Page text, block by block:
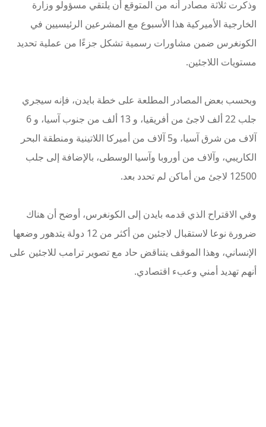
وذكرت ثلاثة مصادر أنه من المتوقع أن يلتقي مسؤولو وزارة
الخارجية الأميركية هذا الأسبوع مع المشرعين الرئيسيين في
الكونغرس ضمن مشاورات رسمية تشكل جزءًا من عملية تحديد
مستويات اللاجئين.
وبحسب بعض المصادر المطلعة على خطة بايدن، فإنه سيجري
جلب 22 ألف لاجئ من أفريقيا، و 13 ألف من جنوب آسيا، و 6
آلاف من شرق آسيا، و5 آلاف من أميركا اللاتينية ومنطقة البحر
الكاريبي، وآلاف من أوروبا وآسيا الوسطى، بالإضافة إلى جلب
12500 لاجئ من أماكن لم تحدد بعد.
وفي الاقتراح الذي قدمه بايدن إلى الكونغرس، أوضح أن هناك
ضرورة نوعا لاستقبال لاجئين من أكثر من 12 دولة يتدهور وضعها
الإنساني، وهذا الموقف يتناقض حاد مع تصوير ترامب للاجئين على
أنهم تهديد أمني وعبء اقتصادي.